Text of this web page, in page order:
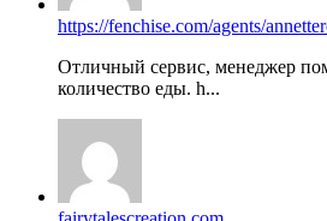
https://fenchise.com/agents/
Отличный сервис, менеджер
количество еды. h...